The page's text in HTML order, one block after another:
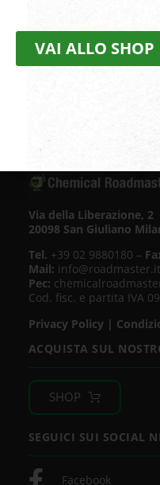
Via della Liberazione, 2
20098 San Giuliano
Tel. +39 02 9880180 –
Mail: info@roadmaster.it
Pec:
Cod. fisc. e partita IVA
Privacy Policy|
ACQUISTA SUL
SHOP
SEGUICI SUI SOCIAL
Facebook
VAI ALLO SHOP